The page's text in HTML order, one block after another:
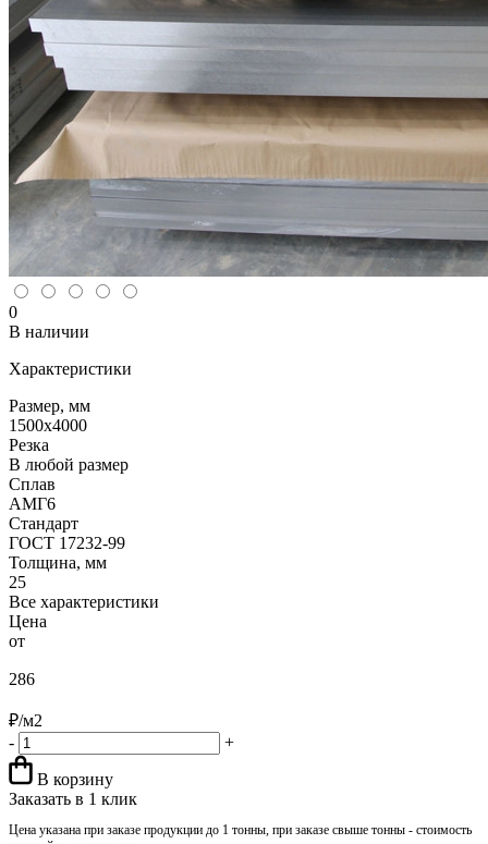
0
В наличии
Характеристики
Размер, мм
1500х4000
Резка
В любой размер
Сплав
АМГ6
Стандарт
ГОСТ 17232-99
Толщина, мм
25
Все характеристики
Цена
от
286
₽/м2
-
+
В корзину
Заказать в 1 клик
Цена указана при заказе продукции до 1 тонны, при заказе свыше тонны - стоимость